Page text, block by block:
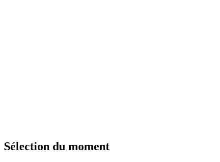
Sélection du moment